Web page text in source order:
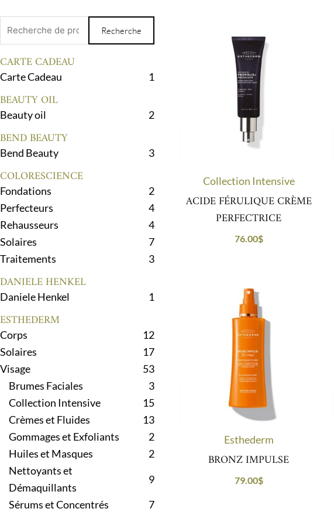
Recherche
pour :
Recherche
CARTE CADEAU
Carte Cadeau 1
BEAUTY OIL
Beauty oil 2
BEND BEAUTY
Bend Beauty 3
COLORESCIENCE
Fondations
2
Perfecteurs
4
Rehausseurs
4
Solaires
7
Traitements
3
DANIELE HENKEL
Daniele Henkel 1
ESTHEDERM
Corps
12
Solaires
17
Visage
53
Brumes Faciales
3
Collection Intensive
15
Crèmes et Fluides
13
Gommages et Exfoliants
2
Huiles et Masques
2
Nettoyants et
Démaquillants
9
Sérums et Concentrés
7
Collection Intensive
ACIDE FÉRULIQUE CRÈME
PERFECTRICE
76.00$
Esthederm
BRONZ IMPULSE
79.00$